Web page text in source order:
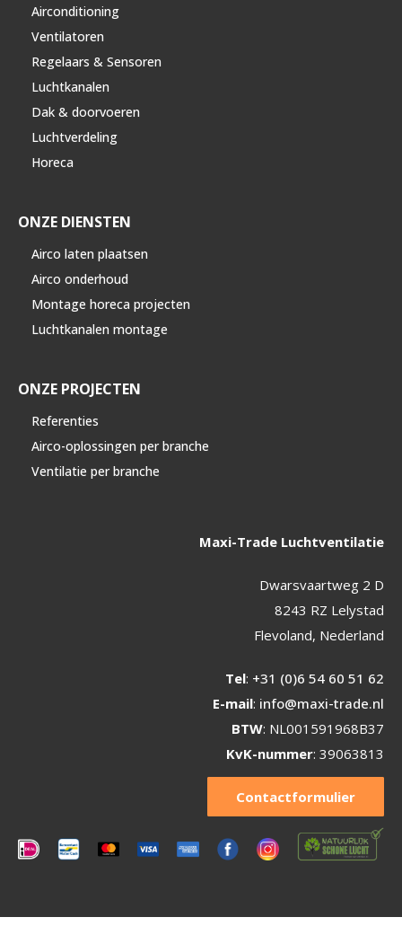
Airconditioning
Ventilatoren
Regelaars & Sensoren
Luchtkanalen
Dak & doorvoeren
Luchtverdeling
Horeca
ONZE DIENSTEN
Airco laten plaatsen
Airco onderhoud
Montage horeca projecten
Luchtkanalen montage
ONZE PROJECTEN
Referenties
Airco-oplossingen per branche
Ventilatie per branche
Maxi-Trade Luchtventilatie
Dwarsvaartweg 2 D
8243 RZ Lelystad
Flevoland, Nederland
Tel: +31 (0)6 54 60 51 62
E-mail: info@maxi-trade.nl
BTW: NL001591968B37
KvK-nummer: 39063813
Contactformulier